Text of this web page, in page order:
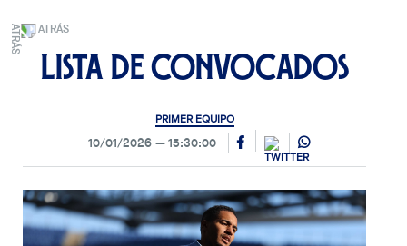
ATRÁS
Lista de convocados
PRIMER EQUIPO
10/01/2026 15:30:00